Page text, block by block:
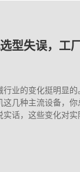
的维护保养
型失误，工
行业的变化挺明显
这几种主流设备，
话，这些变化对实
面包包装里
的维护保养
型失误，工